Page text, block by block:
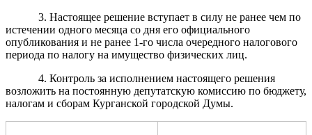
3. Настоящее решение вступает в силу не ранее чем по
истечении одного месяца со дня его официального
опубликования и не ранее 1-го числа очередного налогового
периода по налогу на имущество физических лиц.
4. Контроль за исполнением настоящего решения
возложить на постоянную депутатскую комиссию по бюджету,
налогам и сборам Курганской городской Думы.